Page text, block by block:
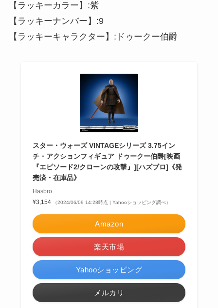
【ラッキーカラー】:紫
【ラッキーナンバー】:9
【ラッキーキャラクター】:ドゥークー伯爵
スター・ウォーズ VINTAGEシリーズ 3.75イン
チ・アクションフィギュア ドゥークー伯爵[映画
『エピソード2/クローンの攻撃』][ハズブロ]《発
売済・在庫品》
Hasbro
¥3,154
（2024/06/09 14:28時点 | Yahooショッピング調べ）
Amazon
楽天市場
Yahooショッピング
メルカリ